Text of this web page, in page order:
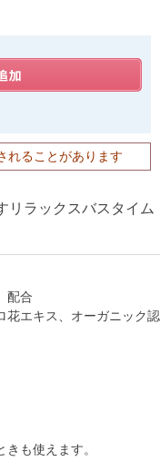
れることがあります
リラックスバスタイム
配合
花エキス、オーガニック認
も使えます。